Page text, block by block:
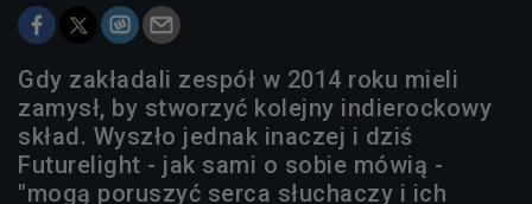
Gdy zakładali zespół w 2014 roku mieli
zamysł, by stworzyć kolejny indierockowy
skład. Wyszło jednak inaczej i dziś
Futurelight - jak sami o sobie mówią -
"mogą poruszyć serca słuchaczy i ich